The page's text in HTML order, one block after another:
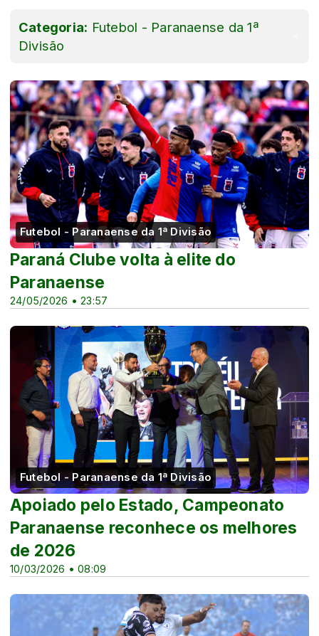
Categoria: Futebol - Paranaense da 1ª
Divisão
Futebol - Paranaense da 1ª Divisão
24/05/2026 • 23:57
Paraná Clube volta à elite do
Paranaense
Futebol - Paranaense da 1ª Divisão
10/03/2026 • 08:09
Apoiado pelo Estado, Campeonato
Paranaense reconhece os melhores
de 2026